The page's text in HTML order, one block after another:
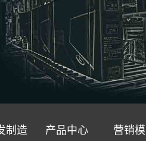
制造 产品中心 营销